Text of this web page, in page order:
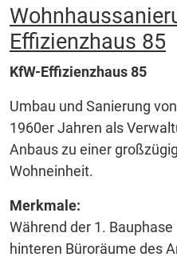
Effizienzhaus 85
KfW-Effizienzhaus 85
Umbau und Sanierung
1960er Jahren als
Anbaus zu einer
Wohneinheit.
Merkmale:
Während der 1.
hinteren Büroräume des